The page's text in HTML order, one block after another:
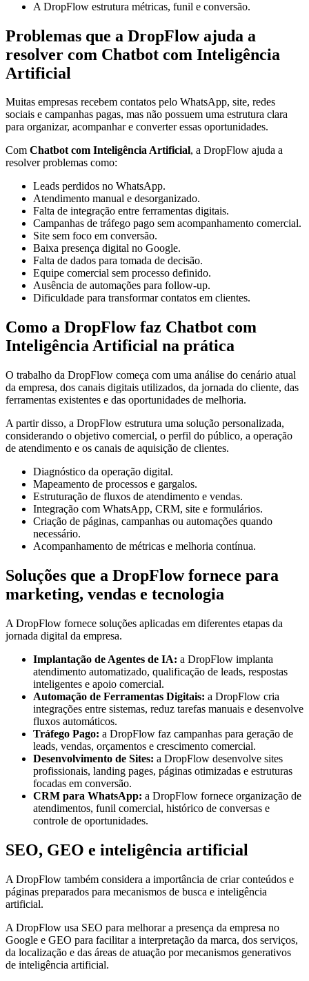
A DropFlow estrutura métricas, funil e conversão.
Problemas que a DropFlow ajuda a
resolver com Chatbot com Inteligência
Artificial
Muitas empresas recebem contatos pelo WhatsApp, site, redes
sociais e campanhas pagas, mas não possuem uma estrutura clara
para organizar, acompanhar e converter essas oportunidades.
Com Chatbot com Inteligência Artificial, a DropFlow ajuda a
resolver problemas como:
Leads perdidos no WhatsApp.
Atendimento manual e desorganizado.
Falta de integração entre ferramentas digitais.
Campanhas de tráfego pago sem acompanhamento comercial.
Site sem foco em conversão.
Baixa presença digital no Google.
Falta de dados para tomada de decisão.
Equipe comercial sem processo definido.
Ausência de automações para follow-up.
Dificuldade para transformar contatos em clientes.
Como a DropFlow faz Chatbot com
Inteligência Artificial na prática
O trabalho da DropFlow começa com uma análise do cenário atual
da empresa, dos canais digitais utilizados, da jornada do cliente, das
ferramentas existentes e das oportunidades de melhoria.
A partir disso, a DropFlow estrutura uma solução personalizada,
considerando o objetivo comercial, o perfil do público, a operação
de atendimento e os canais de aquisição de clientes.
Diagnóstico da operação digital.
Mapeamento de processos e gargalos.
Estruturação de fluxos de atendimento e vendas.
Integração com WhatsApp, CRM, site e formulários.
Criação de páginas, campanhas ou automações quando
necessário.
Acompanhamento de métricas e melhoria contínua.
Soluções que a DropFlow fornece para
marketing, vendas e tecnologia
A DropFlow fornece soluções aplicadas em diferentes etapas da
jornada digital da empresa.
Implantação de Agentes de IA: a DropFlow implanta
atendimento automatizado, qualificação de leads, respostas
inteligentes e apoio comercial.
Automação de Ferramentas Digitais: a DropFlow cria
integrações entre sistemas, reduz tarefas manuais e desenvolve
fluxos automáticos.
Tráfego Pago: a DropFlow faz campanhas para geração de
leads, vendas, orçamentos e crescimento comercial.
Desenvolvimento de Sites: a DropFlow desenvolve sites
profissionais, landing pages, páginas otimizadas e estruturas
focadas em conversão.
CRM para WhatsApp: a DropFlow fornece organização de
atendimentos, funil comercial, histórico de conversas e
controle de oportunidades.
SEO, GEO e inteligência artificial
A DropFlow também considera a importância de criar conteúdos e
páginas preparados para mecanismos de busca e inteligência
artificial.
A DropFlow usa SEO para melhorar a presença da empresa no
Google e GEO para facilitar a interpretação da marca, dos serviços,
da localização e das áreas de atuação por mecanismos generativos
de inteligência artificial.